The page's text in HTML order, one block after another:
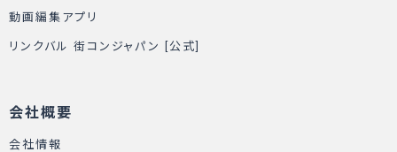
動画編集アプリ
リンクバル 街コンジャパン [公式]
会社概要
会社情報